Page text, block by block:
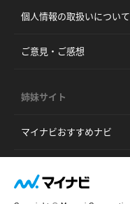
個人情報の取扱いについて
ご意見・ご感想
姉妹サイト
マイナビおすすめナビ